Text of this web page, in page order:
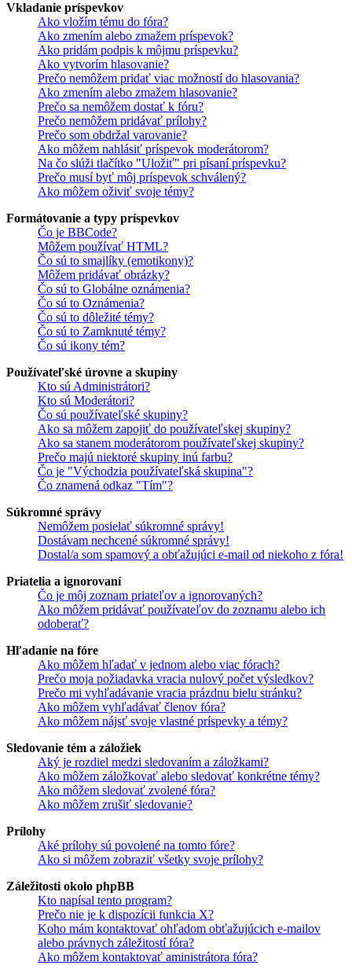
Vkladanie príspevkov
Ako vložím tému do fóra?
Ako zmením alebo zmažem príspevok?
Ako pridám podpis k môjmu príspevku?
Ako vytvorím hlasovanie?
Prečo nemôžem pridať viac možností do hlasovania?
Ako zmením alebo zmažem hlasovanie?
Prečo sa nemôžem dostať k fóru?
Prečo nemôžem pridávať prílohy?
Prečo som obdržal varovanie?
Ako môžem nahlásiť príspevok moderátorom?
Na čo slúži tlačítko "Uložiť" pri písaní príspevku?
Prečo musí byť môj príspevok schválený?
Ako môžem oživiť svoje témy?
Formátovanie a typy príspevkov
Čo je BBCode?
Môžem používať HTML?
Čo sú to smajlíky (emotikony)?
Môžem pridávať obrázky?
Čo sú to Globálne oznámenia?
Čo sú to Oznámenia?
Čo sú to dôležité témy?
Čo sú to Zamknuté témy?
Čo sú ikony tém?
Používateľské úrovne a skupiny
Kto sú Administrátori?
Kto sú Moderátori?
Čo sú používateľské skupiny?
Ako sa môžem zapojiť do používateľskej skupiny?
Ako sa stanem moderátorom používateľskej skupiny?
Prečo majú niektoré skupiny inú farbu?
Čo je "Východzia používateľská skupina"?
Čo znamená odkaz "Tím"?
Súkromné správy
Nemôžem posielať súkromné správy!
Dostávam nechcené súkromné správy!
Dostal/a som spamový a obťažujúci e-mail od niekoho z fóra!
Priatelia a ignorovaní
Čo je môj zoznam priateľov a ignorovaných?
Ako môžem pridávať používateľov do zoznamu alebo ich
odoberať?
Hľadanie na fóre
Ako môžem hľadať v jednom alebo viac fórach?
Prečo moja požiadavka vracia nulový počet výsledkov?
Prečo mi vyhľadávanie vracia prázdnu bielu stránku?
Ako môžem vyhľadávať členov fóra?
Ako môžem nájsť svoje vlastné príspevky a témy?
Sledovanie tém a záložiek
Aký je rozdiel medzi sledovaním a záložkami?
Ako môžem záložkovať alebo sledovať konkrétne témy?
Ako môžem sledovať zvolené fóra?
Ako môžem zrušiť sledovanie?
Prílohy
Aké prílohy sú povolené na tomto fóre?
Ako si môžem zobraziť všetky svoje prílohy?
Záležitosti okolo phpBB
Kto napísal tento program?
Prečo nie je k dispozícii funkcia X?
Koho mám kontaktovať ohľadom obťažujúcich e-mailov
alebo právnych záležitostí fóra?
Ako môžem kontaktovať aministrátora fóra?